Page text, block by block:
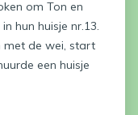
om Ton en
hun huisje nr.13.
met de wei, start
een huisje